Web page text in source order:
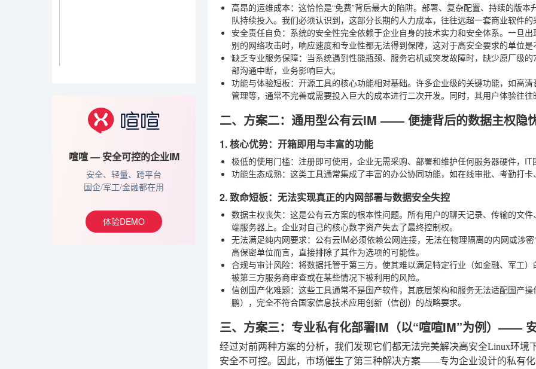
喧喧 — 安全可控的企业IM
安全、轻量、跨平台
国企/军工/金融都在用
体验DEMO
高昂的运维成本：这恰恰是“免费”背后最大的陷阱。部署、复杂配置、持续的版
队持续投入。我们必须认识到，这部分长期的人力成本，往往远超一套商业软件的
安全责任自负 ：系统的安全性完全依赖于企业自身的技术实力和安全体系。一旦
别的网络攻击时，响应速度和专业性都无法得到保障，这对于高安全要求的单位
缺乏专业服务保障：当系统遇到性能瓶颈、服务宕机或突发故障时，缺少原厂级
部沟通中断，业务影响巨大。
功能与体验短板：开源工具的核心功能相对基础。许多企业级的关键功能，如高
管理等，通常不完善或需要投入巨大的成本进行二次开发。同时，其用户体验往
二、方案二：通用型公有云IM —— 便捷背后的数据主权隐
1. 核心优势：开箱即用与丰富的功能
极低的使用门槛：注册即可使用，企业无需采购、部署和维护任何服务器硬件，
功能生态成熟：这类工具通常集成了丰富的办公协同功能，如在线审批、考勤打
2. 致命短板：无法实现真正的内网部署与数据安全失控
数据主权丧失：这是公有云方案的根本性问题。所有用户的聊天记录、传输的文
端服务器上。企业对自己的核心数字资产失去了最终控制权。
无法满足纯内网要求：公有云IM必须依赖公网连接，无法在物理隔离的内网或涉
高保密单位而言，直接排除了其作为选项的可能性。
合规与审计风险：将数据托管于第三方，使其难以满足特定行业（如金融、军工
被第三方服务商审查或在某些情况下被利用的风险。
信创国产化难题：这些工具通常不是国产软件，其底层架构和服务无法适配国产
鹏），完全不符合国家信息技术应用创新（信创）的战略要求。
三、方案三：专业私有化部署IM（以“喧喧IM”为例）——
经过对前两种方案的分析，我们发现它们都无法完美解决高安全Linux环
安全不可控。因此，市场催生了第三种解决方案——专为企业设计的私有